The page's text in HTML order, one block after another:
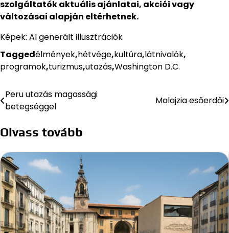
szolgáltatók aktuális ajánlatai, akciói vagy
változásai alapján eltérhetnek.
Képek: AI generált illusztrációk
Taggedélmények,hétvége,kultúra,látnivalók,
programok,turizmus,utazás,Washington D.C.
Bejegyzés
navigáció
Peru utazás magassági
betegséggel
Malajzia esőerdői
Olvass tovább